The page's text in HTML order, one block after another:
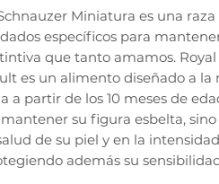
Miniatura es una
específicos para
que tanto amamos.
es un alimento diseñado a la
a partir de los 10 meses de
su figura esbelta,
de su piel y en la
además su